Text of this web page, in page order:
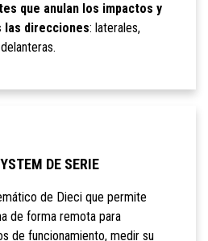
que anulan los impactos y
las direcciones: laterales,
DE SERIE
de Dieci que permite
de forma remota para
de funcionamiento, medir su